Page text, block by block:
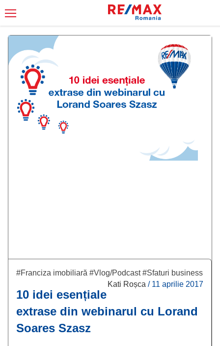
#Franciza imobiliară #Vlog/Podcast #Sfaturi business
Kati Roșca / 11 aprilie 2017
10 idei esențiale
extrase din webinarul cu Lorand
Soares Szasz